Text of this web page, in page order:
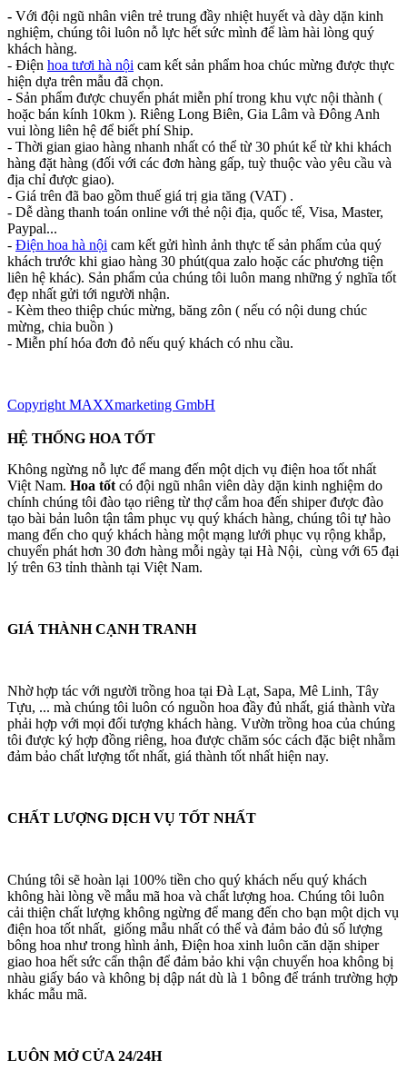
- Với đội ngũ nhân viên trẻ trung đầy nhiệt huyết và dày dặn kinh
nghiệm, chúng tôi luôn nỗ lực hết sức mình để làm hài lòng quý
khách hàng.
- Điện hoa tươi hà nội cam kết sản phẩm hoa chúc mừng được thực
hiện dựa trên mẫu đã chọn.
- Sản phẩm được chuyển phát miễn phí trong khu vực nội thành (
hoặc bán kính 10km ). Riêng Long Biên, Gia Lâm và Đông Anh
vui lòng liên hệ để biết phí Ship.
- Thời gian giao hàng nhanh nhất có thể từ 30 phút kể từ khi khách
hàng đặt hàng (đối với các đơn hàng gấp, tuỳ thuộc vào yêu cầu và
địa chỉ được giao).
- Giá trên đã bao gồm thuế giá trị gia tăng (VAT) .
- Dễ dàng thanh toán online với thẻ nội địa, quốc tế, Visa, Master,
Paypal...
- Điện hoa hà nội cam kết gửi hình ảnh thực tế sản phẩm của quý
khách trước khi giao hàng 30 phút(qua zalo hoặc các phương tiện
liên hệ khác). Sản phẩm của chúng tôi luôn mang những ý nghĩa tốt
đẹp nhất gửi tới người nhận.
- Kèm theo thiệp chúc mừng, băng zôn ( nếu có nội dung chúc
mừng, chia buồn )
- Miễn phí hóa đơn đỏ nếu quý khách có nhu cầu.
Copyright MAXXmarketing GmbH
HỆ THỐNG HOA TỐT
Không ngừng nỗ lực để mang đến một dịch vụ điện hoa tốt nhất
Việt Nam. Hoa tốt có đội ngũ nhân viên dày dặn kinh nghiệm do
chính chúng tôi đào tạo riêng từ thợ cắm hoa đến shiper được đào
tạo bài bản luôn tận tâm phục vụ quý khách hàng, chúng tôi tự hào
mang đến cho quý khách hàng một mạng lưới phục vụ rộng khắp,
chuyển phát hơn 30 đơn hàng mỗi ngày tại Hà Nội, cùng với 65 đại
lý trên 63 tỉnh thành tại Việt Nam.
GIÁ THÀNH CẠNH TRANH
Nhờ hợp tác với người trồng hoa tại Đà Lạt, Sapa, Mê Linh, Tây
Tựu, ... mà chúng tôi luôn có nguồn hoa đầy đủ nhất, giá thành vừa
phải hợp với mọi đối tượng khách hàng. Vườn trồng hoa của chúng
tôi được ký hợp đồng riêng, hoa được chăm sóc cách đặc biệt nhằm
đảm bảo chất lượng tốt nhất, giá thành tốt nhất hiện nay.
CHẤT LƯỢNG DỊCH VỤ TỐT NHẤT
Chúng tôi sẽ hoàn lại 100% tiền cho quý khách nếu quý khách
không hài lòng về mẫu mã hoa và chất lượng hoa. Chúng tôi luôn
cải thiện chất lượng không ngừng để mang đến cho bạn một dịch vụ
điện hoa tốt nhất, giống mẫu nhất có thể và đảm bảo đủ số lượng
bông hoa như trong hình ảnh, Điện hoa xinh luôn căn dặn shiper
giao hoa hết sức cẩn thận để đảm bảo khi vận chuyển hoa không bị
nhàu giấy báo và không bị dập nát dù là 1 bông để tránh trường hợp
khác mẫu mã.
LUÔN MỞ CỬA 24/24H